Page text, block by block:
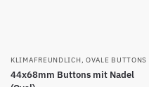
KLIMAFREUNDLICH, OVALE BUTTONS
44x68mm Buttons mit Nadel